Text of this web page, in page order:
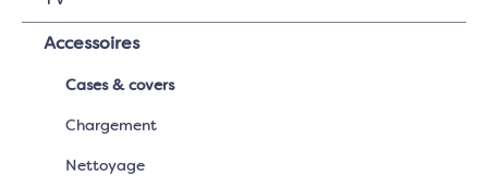
Accessoires
Cases & covers
Chargement
Nettoyage